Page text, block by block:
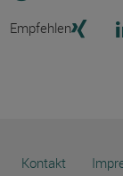
Empfehlen
Kontakt